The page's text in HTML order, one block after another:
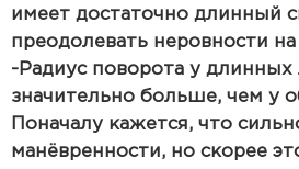
имеет достаточно длинный
преодолевать неровности на
-Радиус поворота у длинных
значительно больше, чем у
Поначалу кажется, что
манёвренности, но скорее